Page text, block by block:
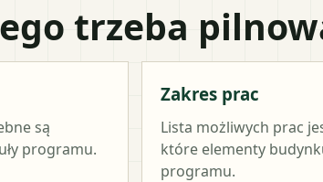
trzeba
są
programu.
Zakres prac
Lista możliwych prac
które elementy
programu.